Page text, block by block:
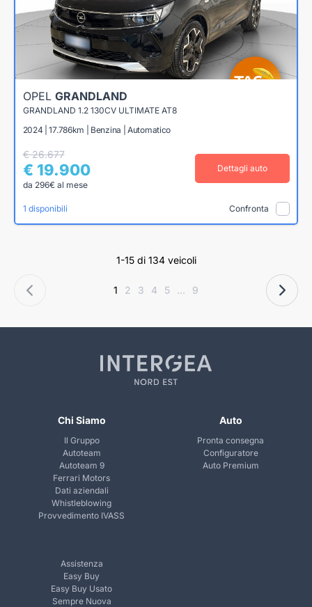
OPEL GRANDLAND
GRANDLAND 1.2 130CV ULTIMATE AT8
2024 | 17.786km | Benzina | Automatico
€ 26.677
€ 19.900
da 296€ al mese
Dettagli auto
1 disponibili Confronta
1-15 di 134 veicoli
1 2 3 4 5 ... 9
Chi Siamo
Il Gruppo
Autoteam
Autoteam 9
Ferrari Motors
Dati aziendali
Whistleblowing
Provvedimento IVASS
Auto
Pronta consegna
Configuratore
Auto Premium
Assistenza
Easy Buy
Easy Buy Usato
Sempre Nuova